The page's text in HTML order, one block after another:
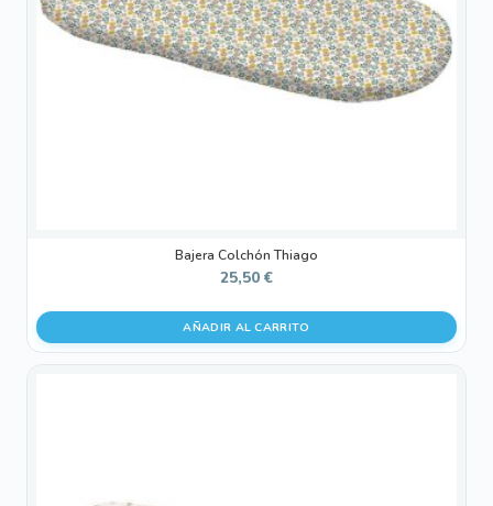
Bajera Colchón Thiago
25,50 €
AÑADIR AL CARRITO